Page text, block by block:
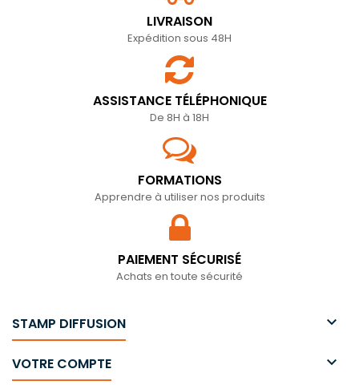
LIVRAISON
Expédition sous 48H
ASSISTANCE TÉLÉPHONIQUE
De 8H à 18H
FORMATIONS
Apprendre à utiliser nos produits
PAIEMENT SÉCURISÉ
Achats en toute sécurité
STAMP DIFFUSION 
VOTRE COMPTE 